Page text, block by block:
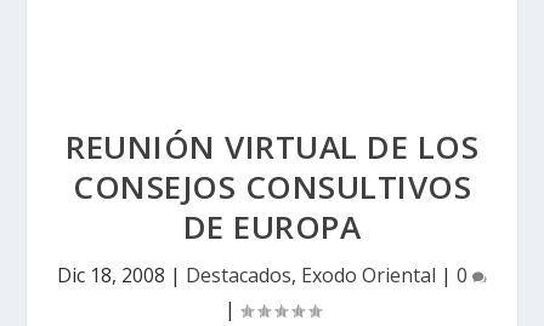
REUNIÓN VIRTUAL DE LOS
CONSEJOS CONSULTIVOS
DE EUROPA
Dic 18, 2008 | Destacados, Exodo Oriental | 0
|